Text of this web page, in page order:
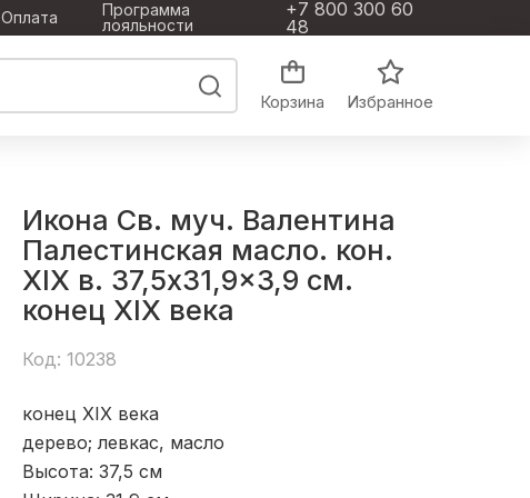
Оплата
Программа
лояльности
+7 800 300 60
48
Корзина Избранное
Икона Св. муч. Валентина
Палестинская масло. кон.
XIX в. 37,5x31,9x3,9 см.
конец ХІХ века
Код: 10238
конец ХІХ века
дерево; левкас, масло
Высота: 37,5 см